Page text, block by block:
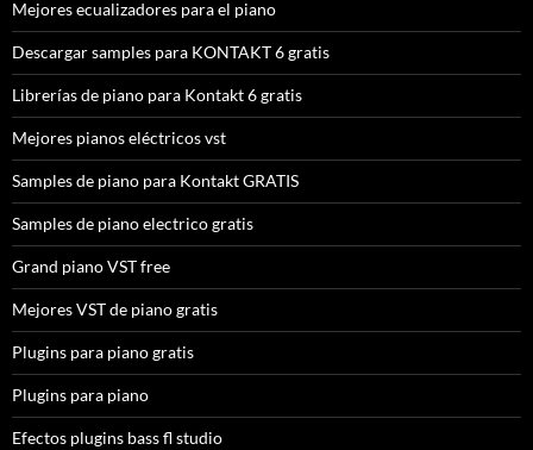
Mejores ecualizadores para el piano
Descargar samples para KONTAKT 6 gratis
Librerías de piano para Kontakt 6 gratis
Mejores pianos eléctricos vst
Samples de piano para Kontakt GRATIS
Samples de piano electrico gratis
Grand piano VST free
Mejores VST de piano gratis
Plugins para piano gratis
Plugins para piano
Efectos plugins bass fl studio